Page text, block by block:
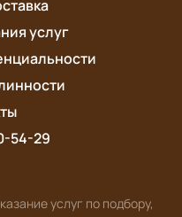
услуг
54-29
услуг по подбору,